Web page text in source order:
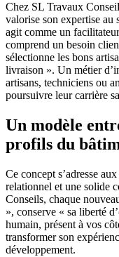
Chez SL Travaux
valorise son expertise au
agit comme un
comprend un besoin
sélectionne les bons
livraison ». Un métier
artisans, techniciens ou
poursuivre leur carrière
Un modèle
profils du
Ce concept s’adresse
relationnel et une solide
Conseils, chaque
», conserve « sa liberté
humain, présent à vos
transformer son
développement.